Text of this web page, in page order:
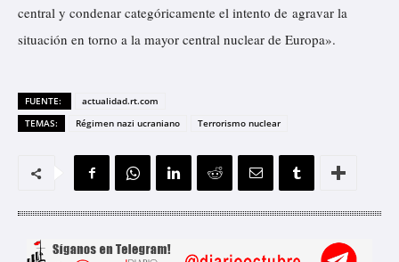
central y condenar categóricamente el intento de agravar la
situación en torno a la mayor central nuclear de Europa».
FUENTE:
actualidad.rt.com
TEMAS:
Régimen nazi ucraniano Terrorismo nuclear